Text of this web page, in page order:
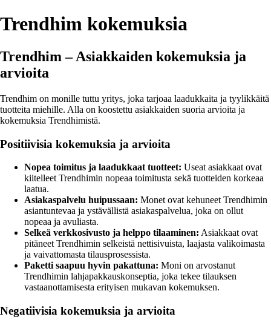
Trendhim kokemuksia
Trendhim – Asiakkaiden kokemuksia ja
arvioita
Trendhim on monille tuttu yritys, joka tarjoaa laadukkaita ja tyylikkäitä
tuotteita miehille. Alla on koostettu asiakkaiden suoria arvioita ja
kokemuksia Trendhimistä.
Positiivisia kokemuksia ja arvioita
Nopea toimitus ja laadukkaat tuotteet: Useat asiakkaat ovat
kiitelleet Trendhimin nopeaa toimitusta sekä tuotteiden korkeaa
laatua.
Asiakaspalvelu huipussaan: Monet ovat kehuneet Trendhimin
asiantuntevaa ja ystävällistä asiakaspalvelua, joka on ollut
nopeaa ja avuliasta.
Selkeä verkkosivusto ja helppo tilaaminen: Asiakkaat ovat
pitäneet Trendhimin selkeistä nettisivuista, laajasta valikoimasta
ja vaivattomasta tilausprosessista.
Paketti saapuu hyvin pakattuna: Moni on arvostanut
Trendhimin lahjapakkauskonseptia, joka tekee tilauksen
vastaanottamisesta erityisen mukavan kokemuksen.
Negatiivisia kokemuksia ja arvioita